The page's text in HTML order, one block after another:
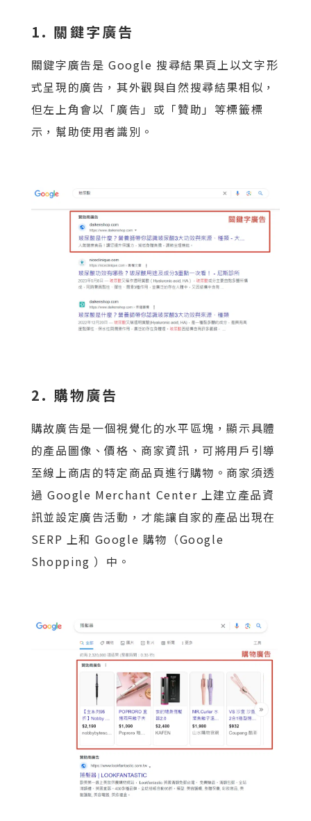
1. 關鍵字廣告
關鍵字廣告是 Google 搜尋結果頁上以文字形
式呈現的廣告，其外觀與自然搜尋結果相似，
但左上角會以「廣告」或「贊助」等標籤標
示，幫助使用者識別。
2. 購物廣告
購故廣告是一個視覺化的水平區塊，顯示具體
的產品圖像、價格、商家資訊，可將用戶引導
至線上商店的特定商品頁進行購物。商家須透
過 Google Merchant Center 上建立產品資
訊並設定廣告活動，才能讓自家的產品出現在
SERP 上和 Google 購物（Google
Shopping ）中。